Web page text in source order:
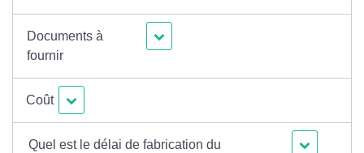
Documents à
fournir
Coût
Quel est le délai de fabrication du